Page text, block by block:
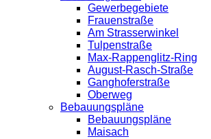
Gewerbegebiete
Frauenstraße
Am Strasserwinkel
Tulpenstraße
Max-Rappenglitz-Ring
August-Rasch-Straße
Ganghoferstraße
Oberweg
Bebauungspläne
Bebauungspläne
Maisach